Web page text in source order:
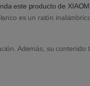
este producto de
es un ratón
Además, su